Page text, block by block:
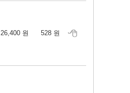
26,400 원 528 원